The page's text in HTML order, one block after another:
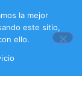
la mejor
este sitio,
ello.